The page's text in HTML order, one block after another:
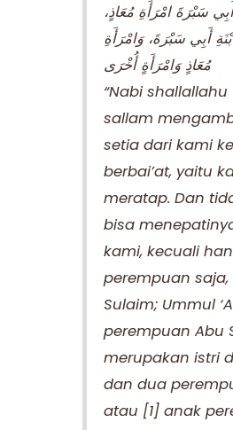
أَبِي سَبْرَةَ امْرَأَةِ مُعَاذٍ،
أَبِي سَبْرَةَ، وَامْرَأَةِ
مُعَاذٍ وَامْرَأَةٍ أُخْرَى
“Nabi shallallahu
sallam
setia dari kami
berbai’at, yaitu
meratap. Dan
bisa
kami, kecuali
perempuan
Sulaim; Ummul
perempuan Abu
merupakan istri
dan dua
atau [1] anak